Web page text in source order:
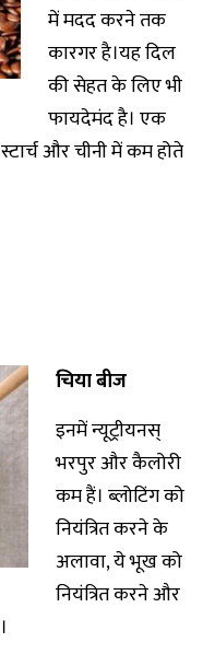
में मदद करने तक
कारगर है।यह दिल
की सेहत के लिए भी
फायदेमंद है। एक
और चीनी में कम होते
चिया बीज
इनमें न्यूट्रीयनस्
भरपुर और कैलोरी
कम हैं। ब्लोटिंग को
नियंत्रित करने के
अलावा, ये भूख को
नियंत्रित करने और